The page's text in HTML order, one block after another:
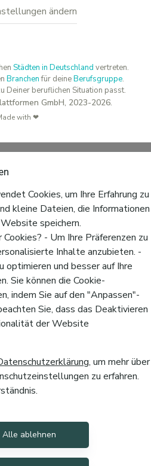
ändern
Städten in Deutschland vertreten.
Branchenfür deineBerufsgruppe.
Deiner beruflichen Situation passt.
GmbH, 2023-2026.
with ❤
Cookies, um Ihre Erfahrung zu
kleine Dateien, die Informationen
speichern.
- Um Ihre Präferenzen zu
Inhalte anzubieten. -
optimieren und besser auf Ihre
Sie können die Cookie-
indem Sie auf den "Anpassen"-
Sie, dass das Deaktivieren
der Website
, um mehr über
zu erfahren.
Alle ablehnen